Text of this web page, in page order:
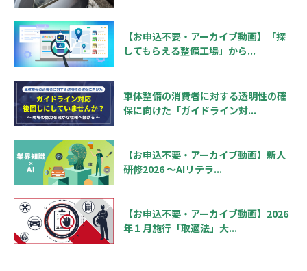
【お申込不要・アーカイブ動画】「探
してもらえる整備工場」から...
車体整備の消費者に対する透明性の確
保に向けた「ガイドライン対...
【お申込不要・アーカイブ動画】新人
研修2026 ～AIリテラ...
【お申込不要・アーカイブ動画】2026
年１月施行「取適法」大...